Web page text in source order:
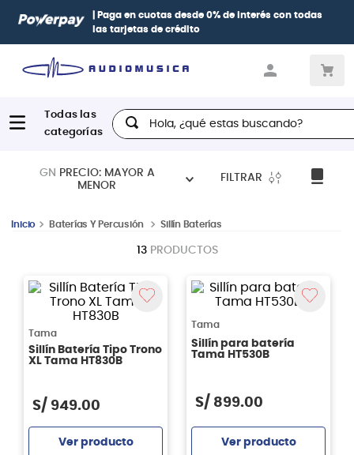
| Paga en cuotas desde 0% de interés con todas
las tarjetas de crédito
Hola, ¿qué estas buscando?
GN PRECIO: MAYOR A
MENOR
FILTRAR
Baterías Y Percusión Sillín Baterías
13 PRODUCTOS
Tama
Sillín Batería Tipo Trono
XL Tama HT830B
S/ 949.00
Ver producto
Tama
Sillín para batería
Tama HT530B
S/ 899.00
Ver producto